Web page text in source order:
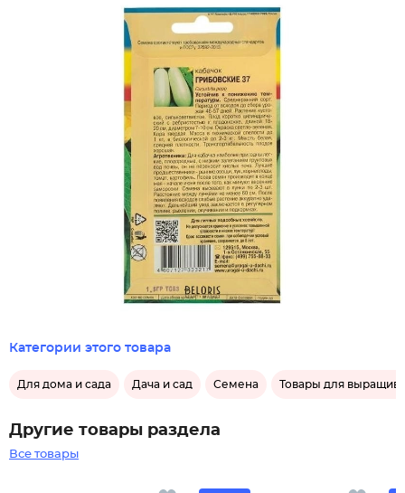
Категории этого товара
Для дома и сада Дача и сад Семена Товары для
Другие товары раздела
Все товары